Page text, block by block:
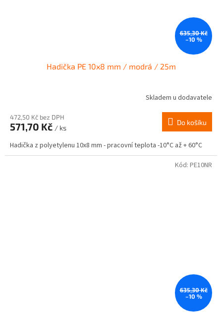
635,30 Kč
–10 %
Hadička PE 10x8 mm / modrá / 25m
Skladem u dodavatele
472,50 Kč bez DPH
571,70 Kč / ks
Do košíku
Hadička z polyetylenu 10x8 mm - pracovní teplota -10°C až + 60°C
635,30 Kč
–10 %
Kód: PE10NR